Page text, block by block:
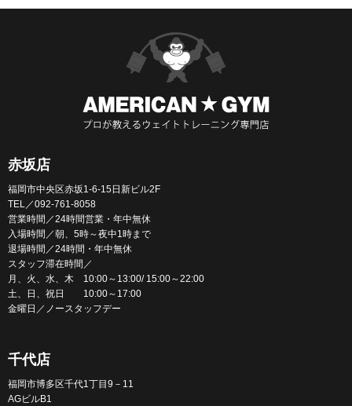
赤坂店
福岡市中央区赤坂1-6-15日新ビル2F
TEL／092-761-8058
営業時間／24時間営業・年中無休
入場時間／朝、5時～夜中1時まで
退場時間／24時間・年中無休
スタッフ滞在時間／
月、火、水、木 10:00～13:00/ 15:00～22:00
土、日、祝日 10:00～17:00
金曜日／ノースタッフデー
千代店
福岡市博多区千代1丁目9－11
AGビルB1